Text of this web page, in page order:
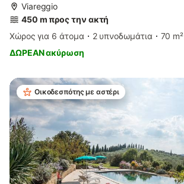
Viareggio
450 m προς την ακτή
Χώρος για 6 άτομα
2 υπνοδωμάτια
70 m²
ΔΩΡΕΑΝ ακύρωση
Οικοδεσπότης με αστέρι